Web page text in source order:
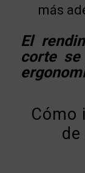
más
El
corte
Cómo
de